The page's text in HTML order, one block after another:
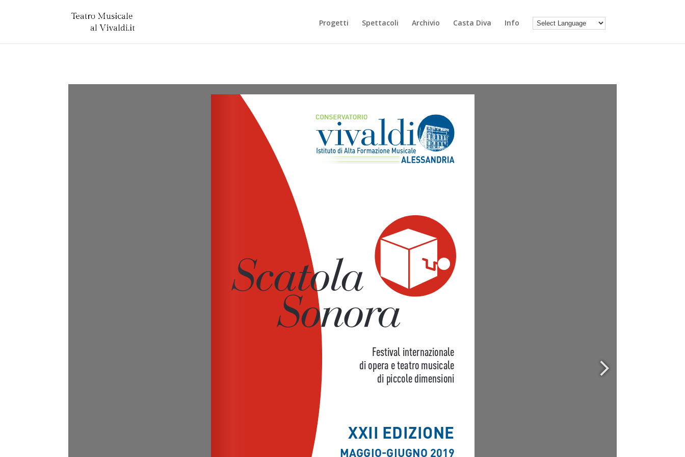
Progetti Spettacoli Archivio Casta Diva Info